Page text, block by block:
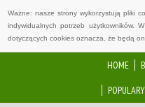
Ważne: nasze strony wykorzystują pliki
indywidualnych potrzeb użytkowników.
dotyczących cookies oznacza, że będą
HOME